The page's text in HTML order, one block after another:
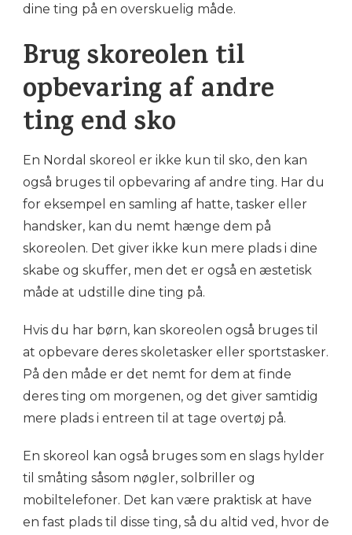
dine ting på en overskuelig måde.
Brug skoreolen til
opbevaring af andre
ting end sko
En Nordal skoreol er ikke kun til sko, den kan
også bruges til opbevaring af andre ting. Har du
for eksempel en samling af hatte, tasker eller
handsker, kan du nemt hænge dem på
skoreolen. Det giver ikke kun mere plads i dine
skabe og skuffer, men det er også en æstetisk
måde at udstille dine ting på.
Hvis du har børn, kan skoreolen også bruges til
at opbevare deres skoletasker eller sportstasker.
På den måde er det nemt for dem at finde
deres ting om morgenen, og det giver samtidig
mere plads i entreen til at tage overtøj på.
En skoreol kan også bruges som en slags hylder
til småting såsom nøgler, solbriller og
mobiltelefoner. Det kan være praktisk at have
en fast plads til disse ting, så du altid ved, hvor de